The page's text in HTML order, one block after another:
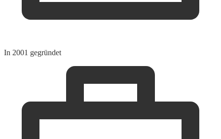
In 2001 gegründet